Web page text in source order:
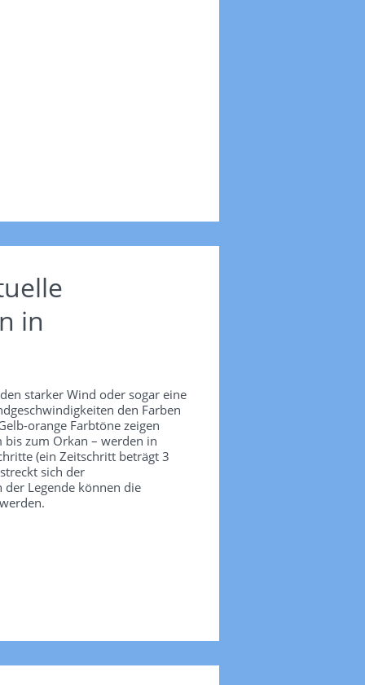
in
starker Wind oder sogar eine
den Farben
orange Farbtöne zeigen
zum Orkan – werden in
(ein Zeitschritt beträgt 3
sich der
Legende können die